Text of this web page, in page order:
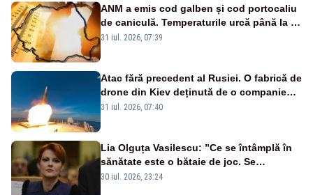
ANM a emis cod galben și cod portocaliu
de caniculă. Temperaturile urcă până la 38
de grade, iar nopțile devin tropicale
31 iul. 2026, 07:39
Atac fără precedent al Rusiei. O fabrică de
drone din Kiev deținută de o companie
americană, distrusă de o rachetă
31 iul. 2026, 07:40
Lia Olguța Vasilescu: ”Ce se întâmplă în
sănătate este o bătaie de joc. Se
guvernează extraordinar de prost”
30 iul. 2026, 23:24